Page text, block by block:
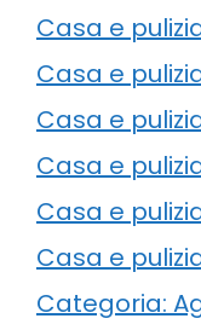
Casa e
Casa e
Casa e
Casa e
Casa e
Casa e
Categoria: